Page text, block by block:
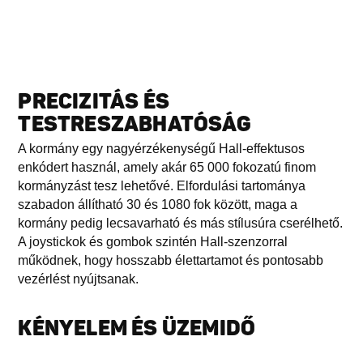
PRECIZITÁS ÉS
TESTRESZABHATÓSÁG
A kormány egy nagyérzékenységű Hall-effektusos
enkódert használ, amely akár 65 000 fokozatú finom
kormányzást tesz lehetővé. Elfordulási tartománya
szabadon állítható 30 és 1080 fok között, maga a
kormány pedig lecsavarható és más stílusúra cserélhető.
A joystickok és gombok szintén Hall-szenzorral
működnek, hogy hosszabb élettartamot és pontosabb
vezérlést nyújtsanak.
KÉNYELEM ÉS ÜZEMIDŐ